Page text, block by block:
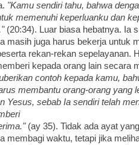
"Kamu sendiri tahu, bahwa
memenuhi keperluanku dan
(20:34). Luar biasa hebatnya. Ia
masih juga harus bekerja untuk
rekan-rekan sepelayanan.
kepada orang lain secara
contoh kepada kamu,
membantu orang-orang yang
Yesus, sebab Ia sendiri telah
(ay 35). Tidak ada ayat
membagi waktu, tetapi jika